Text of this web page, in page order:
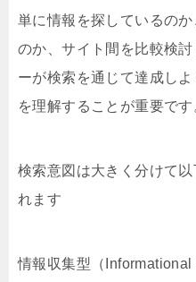
単に情報を探しているの
のか、サイト間を比較検
ーが検索を通じて達成し
を理解することが重要です
検索意図は大きく分けて
れます
情報収集型（